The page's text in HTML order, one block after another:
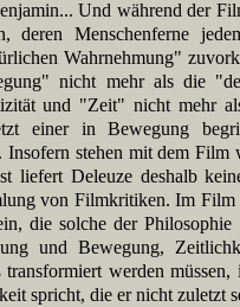
Und während der
deren Menschenferne
Wahrnehmung"
nicht mehr als die
und "Zeit" nicht mehr
einer in Bewegung
Insofern stehen mit dem Film
liefert Deleuze deshalb
von Filmkritiken. Im Film
die solche der
und Bewegung,
werden
spricht, die er nicht zuletzt